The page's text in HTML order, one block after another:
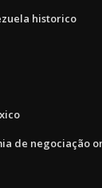
historico
de negociação